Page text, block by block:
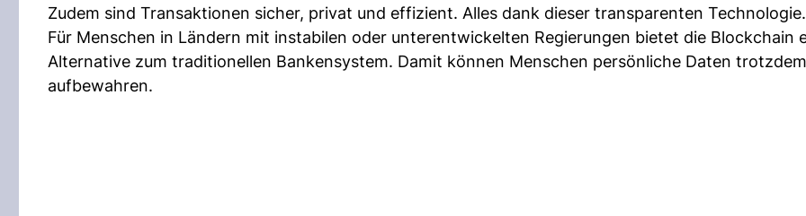
Zudem sind Transaktionen sicher, privat und effizient. Alles dank dieser transparenten Technologie.
Für Menschen in Ländern mit instabilen oder unterentwickelten Regierungen bietet die Blockchain
Alternative zum traditionellen Bankensystem. Damit können Menschen persönliche Daten
aufbewahren.